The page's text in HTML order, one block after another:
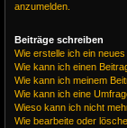
anzumelden.
Beiträge schreiben
Wie erstelle ich ein
Wie kann ich einen
Wie kann ich meinem
Wie kann ich eine
Wieso kann ich nicht
Wie bearbeite oder